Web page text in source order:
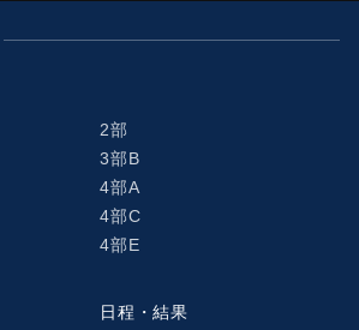
2部
3部B
4部A
4部C
4部E
日程・結果